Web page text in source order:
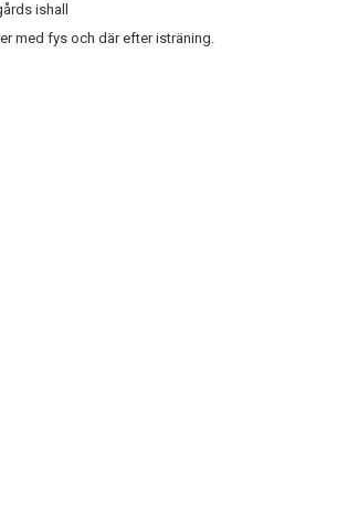
ishall
med fys och där efter isträning.